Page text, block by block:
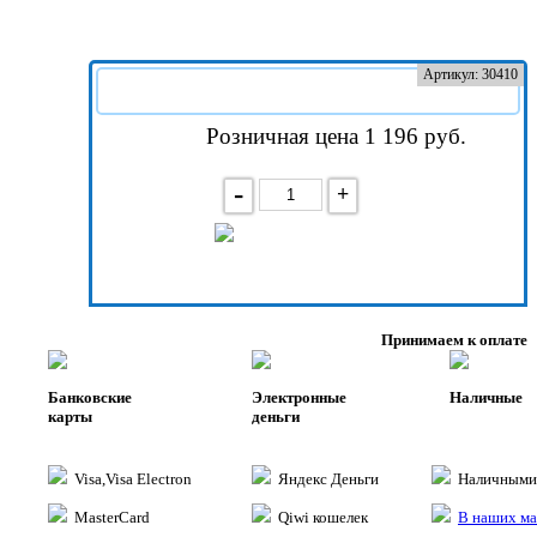
Артикул: 30410
Розничная цена 1 196 руб.
- +
Принимаем к оплате
Банковские
карты
Visa,Visa Electron
MasterCard
Электронные
деньги
Яндекс Деньги
Qiwi кошелек
Наличные
В наших